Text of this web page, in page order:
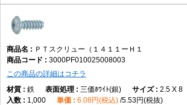
ＰＴスクリュー（１４１１ーＨ１
3000PF010025008003
この商品の詳細はコチラ
鉄
三価ﾎﾜｲﾄ(銀) 2.5 X 8
1,000
6.08円(税込) 5.53円(税抜)